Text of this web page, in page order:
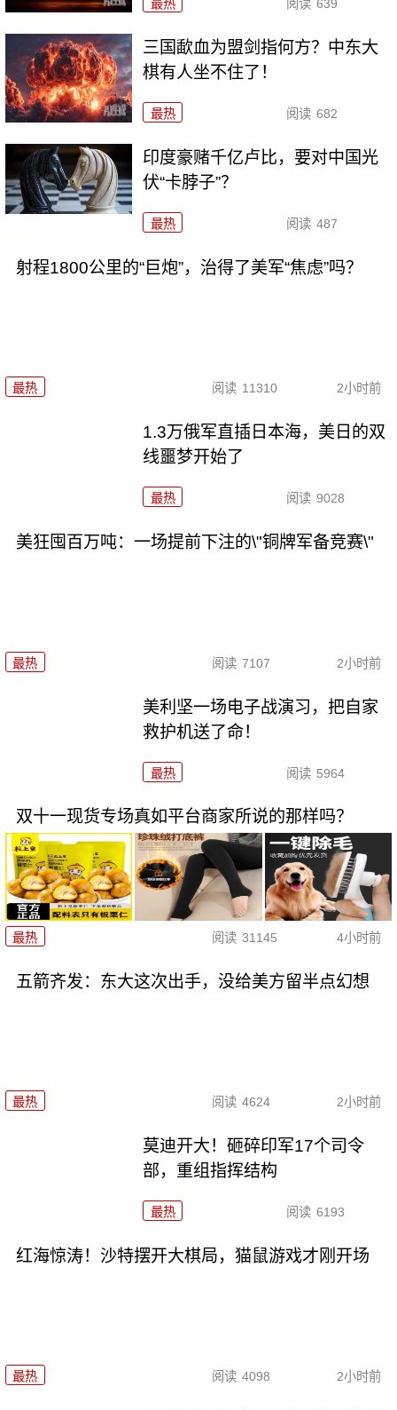
最热 阅读 639
三国歃血为盟剑指何方？中东大
棋有人坐不住了！
最热 阅读 682
印度豪赌千亿卢比，要对中国光
伏“卡脖子”？
最热 阅读 487
射程1800公里的“巨炮”，治得了美军“焦虑”吗？
最热 阅读 11310 2小时前
1.3万俄军直插日本海，美日的双
线噩梦开始了
最热 阅读 9028
美狂囤百万吨：一场提前下注的\"铜牌军备竞赛\"
最热 阅读 7107 2小时前
美利坚一场电子战演习，把自家
救护机送了命！
最热 阅读 5964
双十一现货专场真如平台商家所说的那样吗？
最热 阅读 31145 4小时前
五箭齐发：东大这次出手，没给美方留半点幻想
最热 阅读 4624 2小时前
莫迪开大！砸碎印军17个司令
部，重组指挥结构
最热 阅读 6193
红海惊涛！沙特摆开大棋局，猫鼠游戏才刚开场
最热 阅读 4098 2小时前